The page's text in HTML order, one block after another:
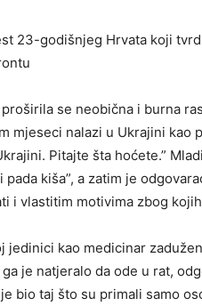
23-godišnjeg Hrvata koji
se neobična i burna
mjeseci nalazi u Ukrajini kao
Pitajte šta hoćete.”
kiša”, a zatim je
i vlastitim motivima zbog
kao medicinar
je natjeralo da ode u rat,
bio taj što su primali samo